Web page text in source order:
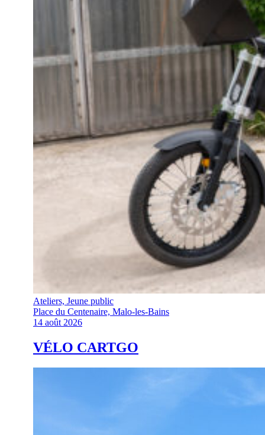
Ateliers, Jeune public
Place du Centenaire, Malo-les-Bains
14 août 2026
VÉLO CARTGO